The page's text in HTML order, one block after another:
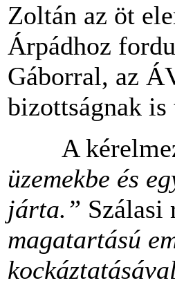
Zoltán az öt
Árpádhoz
Gáborral, az
bizottságnak is
A
üzemekbe és
járta.” Szálasi
magatartású